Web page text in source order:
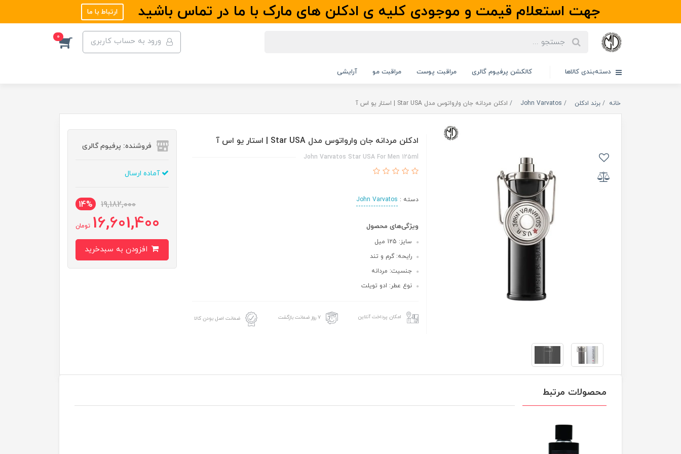
جهت استعلام قیمت و موجودی کلیه ی ادکلن های مارک با ما در تماس باشید ارتباط با ما
ورود به حساب کاربری 0
دسته‌بندی کالاها کالکشن پرفیوم گالری مراقبت پوست مراقبت مو آرایشی
خانه برند ادکلن John Varvatos ادکلن مردانه جان وارواتوس مدل Star USA | استار یو اس آ
ادکلن مردانه جان وارواتوس مدل Star USA | استار یو اس آ
John Varvatos Star USA For Men 125ml
دسته : John Varvatos
ویژگی‌های محصول
سایز: 125 میل
رایحه: گرم و تند
جنسیت: مردانه
نوع عطر: ادو تویلت
امکان پرداخت آنلاین ۷ روز ضمانت بازگشت ضمانت اصل بودن کالا
فروشنده: پرفیوم گالری
آماده ارسال
19,182,000
14%
16,601,400 تومان
محصولات مرتبط